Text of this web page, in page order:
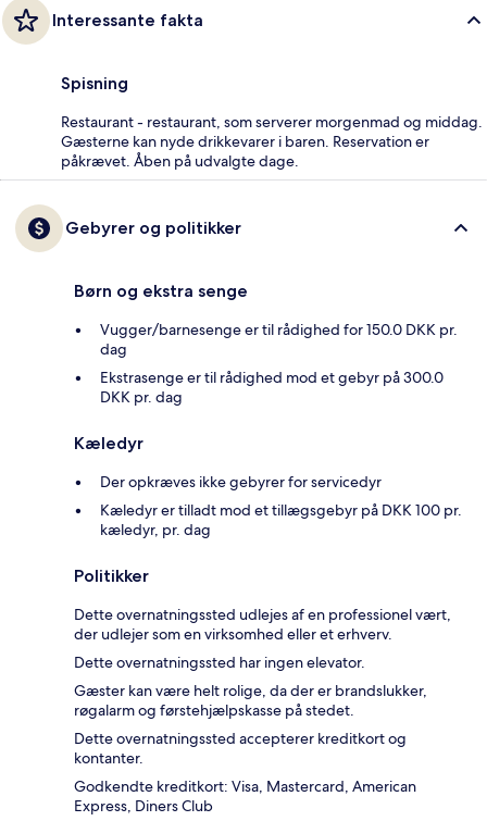
Interessante fakta
Spisning
Restaurant - restaurant, som serverer morgenmad og middag.
Gæsterne kan nyde drikkevarer i baren. Reservation er
påkrævet. Åben på udvalgte dage.
Gebyrer og politikker
Børn og ekstra senge
Vugger/barnesenge er til rådighed for 150.0 DKK pr.
dag
Ekstrasenge er til rådighed mod et gebyr på 300.0
DKK pr. dag
Kæledyr
Der opkræves ikke gebyrer for servicedyr
Kæledyr er tilladt mod et tillægsgebyr på DKK 100 pr.
kæledyr, pr. dag
Politikker
Dette overnatningssted udlejes af en professionel vært,
der udlejer som en virksomhed eller et erhverv.
Dette overnatningssted har ingen elevator.
Gæster kan være helt rolige, da der er brandslukker,
røgalarm og førstehjælpskasse på stedet.
Dette overnatningssted accepterer kreditkort og
kontanter.
Godkendte kreditkort: Visa, Mastercard, American
Express, Diners Club